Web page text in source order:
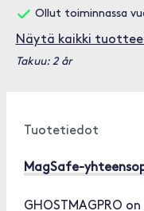
Ollut toiminnassa
Näytä kaikki
Takuu: 2 år
Tuotetiedot
MagSafe-
GHOSTMAGPRO